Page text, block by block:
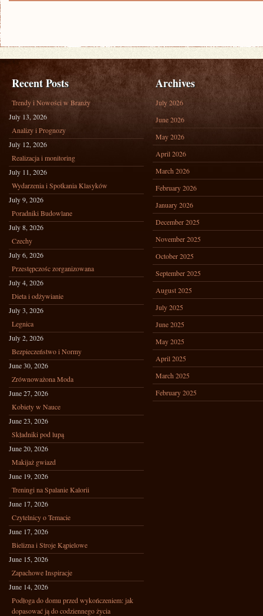
DLA
POCZĄTKUJĄCYCH
Recent Posts
Trendy i Nowości w Branży
July 13, 2026
Analizy i Prognozy
July 12, 2026
Realizacja i monitoring
July 11, 2026
Wydarzenia i Spotkania Klasyków
July 9, 2026
Poradniki Budowlane
July 8, 2026
Czechy
July 6, 2026
Przestępczośc zorganizowana
July 4, 2026
Dieta i odżywianie
July 3, 2026
Legnica
July 2, 2026
Bezpieczeństwo i Normy
June 30, 2026
Zrównoważona Moda
June 27, 2026
Kobiety w Nauce
June 23, 2026
Składniki pod lupą
June 20, 2026
Makijaż gwiazd
June 19, 2026
Treningi na Spalanie Kalorii
June 17, 2026
Czytelnicy o Temacie
June 17, 2026
Bielizna i Stroje Kąpielowe
June 15, 2026
Zapachowe Inspiracje
June 14, 2026
Podłoga do domu przed wykończeniem: jak
dopasować ją do codziennego życia
Archives
July 2026
June 2026
May 2026
April 2026
March 2026
February 2026
January 2026
December 2025
November 2025
October 2025
September 2025
August 2025
July 2025
June 2025
May 2025
April 2025
March 2025
February 2025